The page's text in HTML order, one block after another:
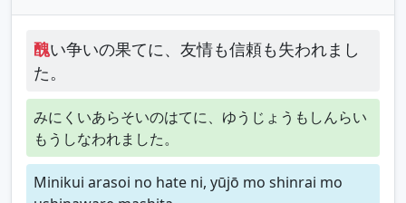
醜い争いの果てに、友情も信頼も失われまし
た。
みにくいあらそいのはてに、ゆうじょうもしんらい
もうしなわれました。
Minikui arasoi no hate ni, yūjō mo shinrai mo